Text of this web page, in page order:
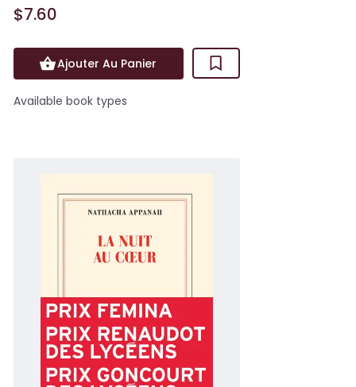
$7.60
Ajouter Au Panier
Available book types